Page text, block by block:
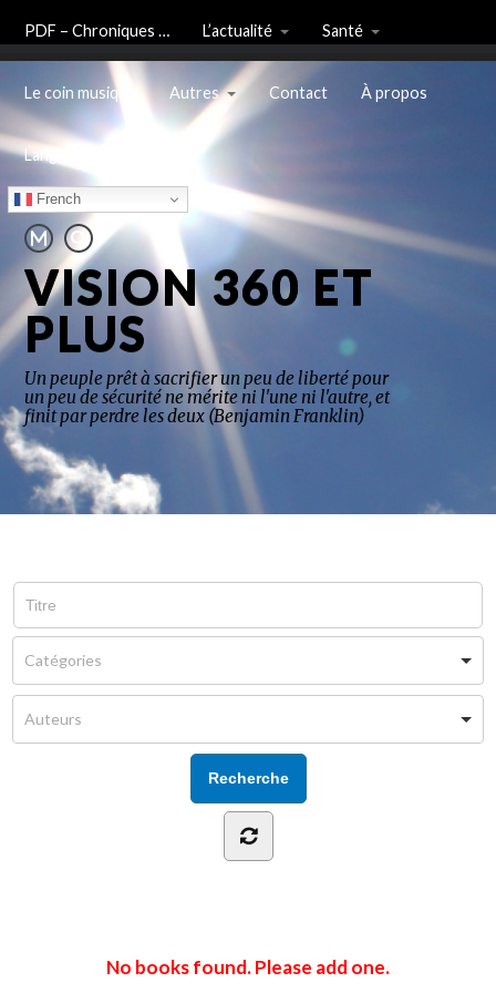
PDF – Chroniques … L’actualité Santé
Le coin musique Autres Contact À propos
Langue
French
VISION 360 ET
PLUS
Un peuple prêt à sacrifier un peu de liberté pour
un peu de sécurité ne mérite ni l'une ni l'autre, et
finit par perdre les deux (Benjamin Franklin)
No books found. Please add one.